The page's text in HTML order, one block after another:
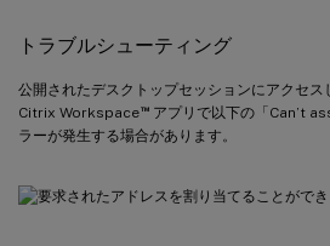
トラブルシューティング
公開されたデスクトップセッションにアクセ
Citrix Workspace™アプリで以下の「Can’t
ラーが発生する場合があります。